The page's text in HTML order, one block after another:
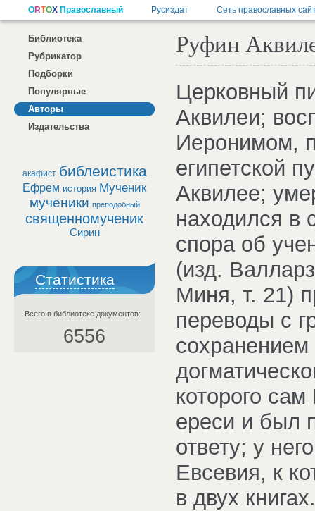
Библиотека
Рубрикатор
Подборки
Популярные
Авторы
Издательства
акафист библеистика
Ефрем история Мученик
мученики преподобный
священномученик
Сирин
Статистика
Всего в библиотеке документов:
6556
Руфин
Церковный
Аквилеи;
Иеронимом,
египетской
Аквилее;
находился в
спора об
(изд.
Миня, т. 21)
переводы с
сохранением
которого
ереси и был
ответу; у
Евсевия, к
в двух книгах.